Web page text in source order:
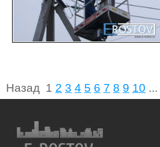
Назад 1 2 3 4 5 6 7 8 9 10 ...